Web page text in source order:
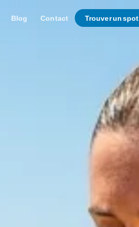
Blog Contact Trouver un spot